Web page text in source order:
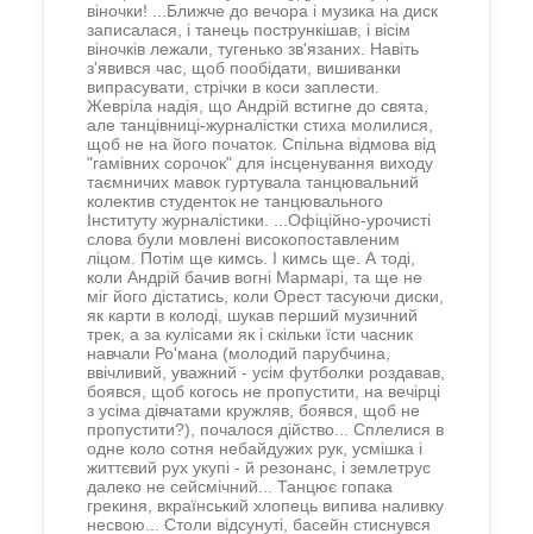
віночки! ...Ближче до вечора і музика на диск
записалася, і танець пострункішав, і вісім
віночків лежали, тугенько зв'язаних. Навіть
з'явився час, щоб пообідати, вишиванки
випрасувати, стрічки в коси заплести.
Жевріла надія, що Андрій встигне до свята,
але танцівниці-журналістки стиха молилися,
щоб не на його початок. Спільна відмова від
"гамівних сорочок" для інсценування виходу
таємничих мавок гуртувала танцювальний
колектив студенток не танцювального
Інституту журналістики. ...Офіційно-урочисті
слова були мовлені високопоставленим
ліцом. Потім ще кимсь. І кимсь ще. А тоді,
коли Андрій бачив вогні Мармарі, та ще не
міг його дістатись, коли Орест тасуючи диски,
як карти в колоді, шукав перший музичний
трек, а за кулісами як і скільки їсти часник
навчали Ро'мана (молодий парубчина,
ввічливий, уважний - усім футболки роздавав,
боявся, щоб когось не пропустити, на вечірці
з усіма дівчатами кружляв, боявся, щоб не
пропустити?), почалося дійство... Сплелися в
одне коло сотня небайдужих рук, усмішка і
життєвий рух укупі - й резонанс, і землетрус
далеко не сейсмічний... Танцює гопака
грекиня, вкраїнський хлопець випива наливку
несвою... Столи відсунуті, басейн стиснувся